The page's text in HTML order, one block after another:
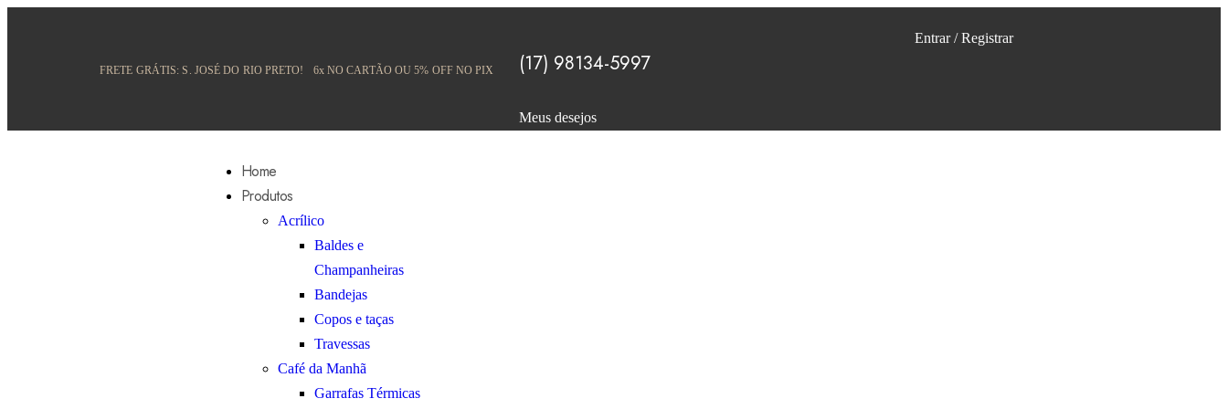
FRETE GRÁTIS:S. JOSÉ DO RIO PRETO! 6x NO CARTÃO OU 5% OFF NO PIX (17) 98134-5997
Meus desejos
Entrar / Registrar
Home
Produtos
Acrílico
Baldes e
Champanheiras
Bandejas
Copos e taças
Travessas
Café da Manhã
Garrafas Térmicas